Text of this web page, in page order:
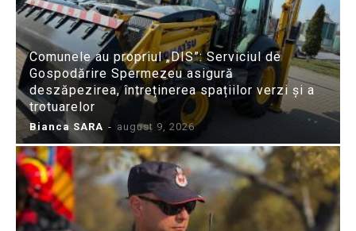
Comunele au propriul „DIS”: Serviciul de
Gospodărire Spermezeu asigură
deszăpezirea, întreținerea spațiilor verzi și a
trotuarelor
Bianca SARA - august 9, 2026